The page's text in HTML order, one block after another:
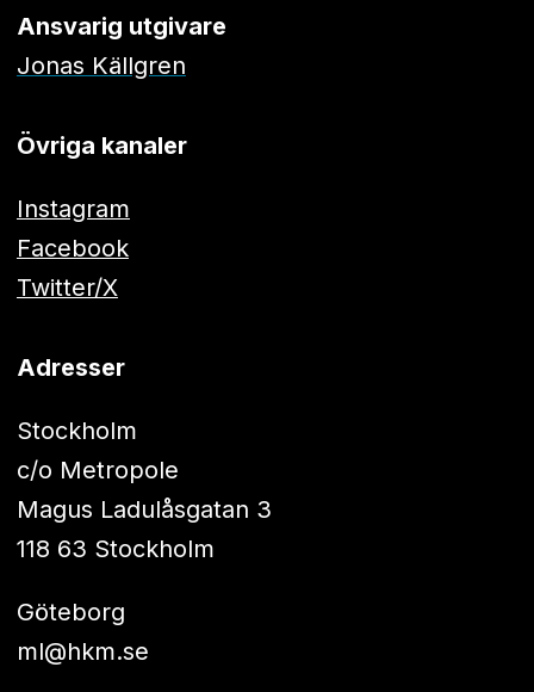
Ansvarig utgivare
Jonas Källgren
Övriga kanaler
Instagram
Facebook
Twitter/X
Adresser
Stockholm
c/o Metropole
Magus Ladulåsgatan 3
118 63 Stockholm
Göteborg
ml@hkm.se